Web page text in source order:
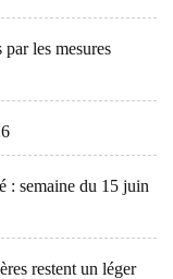
les mesures
: semaine du 15 juin
restent un léger